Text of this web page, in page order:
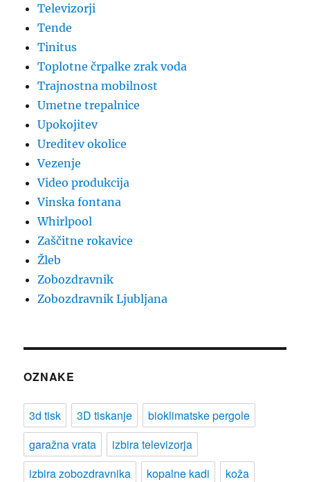
Televizorji
Tende
Tinitus
Toplotne črpalke zrak voda
Trajnostna mobilnost
Umetne trepalnice
Upokojitev
Ureditev okolice
Vezenje
Video produkcija
Vinska fontana
Whirlpool
Zaščitne rokavice
Žleb
Zobozdravnik
Zobozdravnik Ljubljana
OZNAKE
3d tisk 3D tiskanje
bioklimatske pergole
garažna vrata
izbira televizorja
izbira zobozdravnika
kopalne kadi
koža